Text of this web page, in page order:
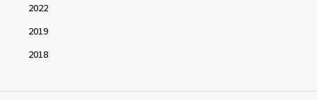
2022
2019
2018